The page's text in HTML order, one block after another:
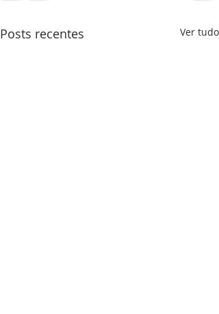
Posts recentes Ver tudo